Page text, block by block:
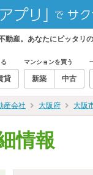
産。あなたにピッタリ
貸
マンションを買う
新築 中古
産会社 大阪府 大阪
情報